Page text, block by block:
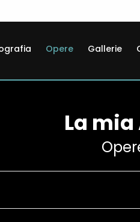
Opere Gallerie
La